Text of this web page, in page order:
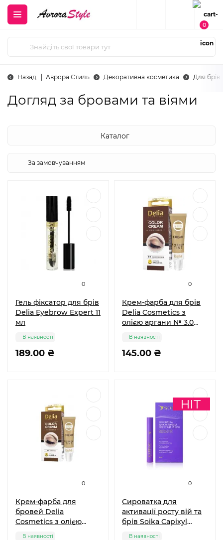
0
Назад Аврора Стиль Декоративна косметика Для брів
Догляд за бровами та віями
Каталог
0
Гель фіксатор для брів
Delia Eyebrow Expert 11
мл
189.00 ₴
В наявності
0
Крем-фарба для брів
Delia Cosmetics з
олією аргани № 3.0
145.00 ₴
В наявності
0
Крем-фарба для
бровей Delia
Cosmetics з олією
В наявності
0
Сироватка для
активації росту вій та
брів Soika Capixyl
В наявності